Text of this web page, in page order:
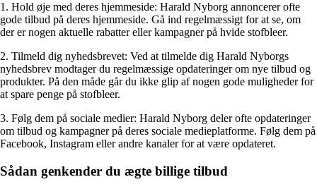
1. Hold øje med deres hjemmeside: Harald Nyborg annoncerer ofte
gode tilbud på deres hjemmeside. Gå ind regelmæssigt for at se, om
der er nogen aktuelle rabatter eller kampagner på hvide stofbleer.
2. Tilmeld dig nyhedsbrevet: Ved at tilmelde dig Harald Nyborgs
nyhedsbrev modtager du regelmæssige opdateringer om nye tilbud og
produkter. På den måde går du ikke glip af nogen gode muligheder for
at spare penge på stofbleer.
3. Følg dem på sociale medier: Harald Nyborg deler ofte opdateringer
om tilbud og kampagner på deres sociale medieplatforme. Følg dem på
Facebook, Instagram eller andre kanaler for at være opdateret.
Sådan genkender du ægte billige tilbud